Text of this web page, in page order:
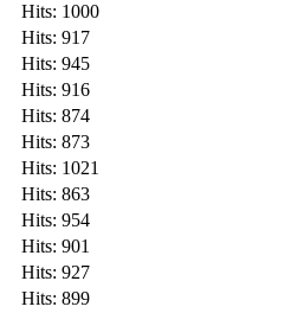
Hits: 1000
Hits: 917
Hits: 945
Hits: 916
Hits: 874
Hits: 873
Hits: 1021
Hits: 863
Hits: 954
Hits: 901
Hits: 927
Hits: 899